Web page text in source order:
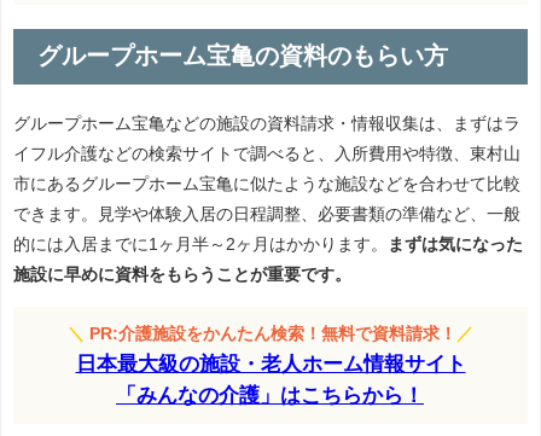
グループホーム宝亀の資料のもらい方
グループホーム宝亀などの施設の資料請求・情報収集は、まずはラ
イフル介護などの検索サイトで調べると、入所費用や特徴、東村山
市にあるグループホーム宝亀に似たような施設などを合わせて比較
できます。見学や体験入居の日程調整、必要書類の準備など、一般
的には入居までに1ヶ月半～2ヶ月はかかります。
まずは気になった
施設に早めに資料をもらうことが重要です。
＼ PR:介護施設をかんたん検索！無料で資料請求！ ／
日本最大級の施設・老人ホーム情報サイト
「みんなの介護」はこちらから！